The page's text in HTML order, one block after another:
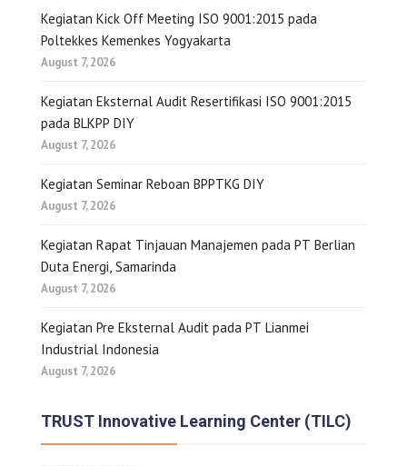
Kegiatan Kick Off Meeting ISO 9001:2015 pada
Poltekkes Kemenkes Yogyakarta
August 7, 2026
Kegiatan Eksternal Audit Resertifikasi ISO 9001:2015
pada BLKPP DIY
August 7, 2026
Kegiatan Seminar Reboan BPPTKG DIY
August 7, 2026
Kegiatan Rapat Tinjauan Manajemen pada PT Berlian
Duta Energi, Samarinda
August 7, 2026
Kegiatan Pre Eksternal Audit pada PT Lianmei
Industrial Indonesia
August 7, 2026
TRUST Innovative Learning Center (TILC)